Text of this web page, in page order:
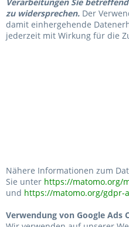
zu widersprechen. Der
damit einhergehende
jederzeit mit Wirkung für die
Nähere Informationen zum
Sie unter https://matomo.org/
und https://matomo.org/gdpr-
Verwendung von Google Ads